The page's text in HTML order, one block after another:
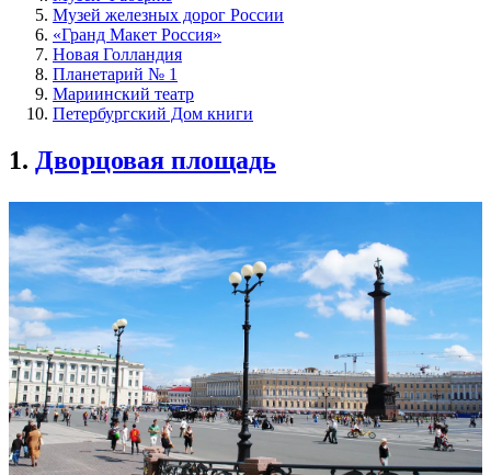
Музей железных дорог России
«Гранд Макет Россия»
Новая Голландия
Планетарий № 1
Мариинский театр
Петербургский Дом книги
1. Дворцовая площадь